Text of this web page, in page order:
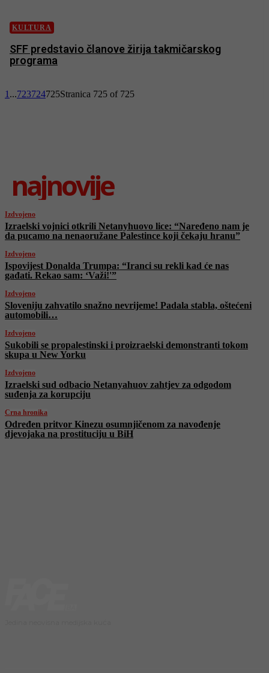
KULTURA
SFF predstavio članove žirija takmičarskog
programa
1 ...723724725Stranica 725 of 725
najnovije
Izdvojeno
Izraelski vojnici otkrili Netanyhuovo lice: “Naređeno nam je
da pucamo na nenaoružane Palestince koji čekaju hranu”
Izdvojeno
Ispovijest Donalda Trumpa: “Iranci su rekli kad će nas
gađati. Rekao sam: ‘Važi!'”
Izdvojeno
Sloveniju zahvatilo snažno nevrijeme! Padala stabla, oštećeni
automobili…
Izdvojeno
Sukobili se propalestinski i proizraelski demonstranti tokom
skupa u New Yorku
Izdvojeno
Izraelski sud odbacio Netanyahuov zahtjev za odgodom
suđenja za korupciju
Crna hronika
Određen pritvor Kinezu osumnjičenom za navođenje
djevojaka na prostituciju u BiH